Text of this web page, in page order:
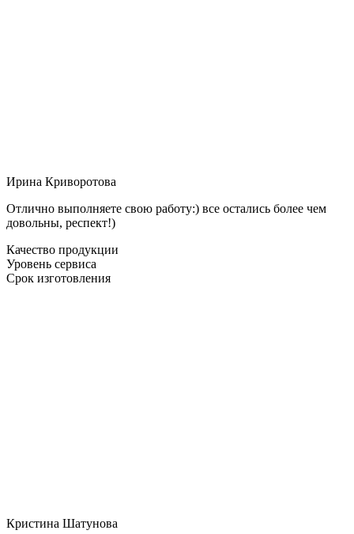
Ирина Криворотова
Отлично выполняете свою работу:) все остались более чем
довольны, респект!)
Качество продукции
Уровень сервиса
Срок изготовления
Кристина Шатунова